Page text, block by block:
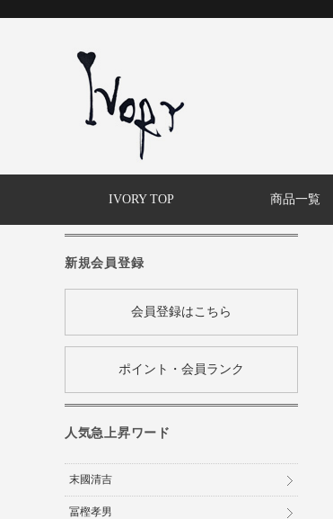
IVORY TOP 商品一覧
新規会員登録
会員登録はこちら
ポイント・会員ランク
人気急上昇ワード
末國清吉
冨樫孝男